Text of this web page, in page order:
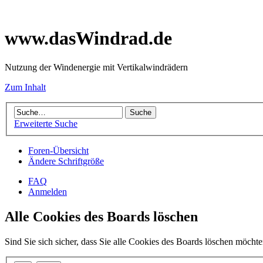
www.dasWindrad.de
Nutzung der Windenergie mit Vertikalwindrädern
Zum Inhalt
Erweiterte Suche
Foren-Übersicht
Ändere Schriftgröße
FAQ
Anmelden
Alle Cookies des Boards löschen
Sind Sie sich sicher, dass Sie alle Cookies des Boards löschen